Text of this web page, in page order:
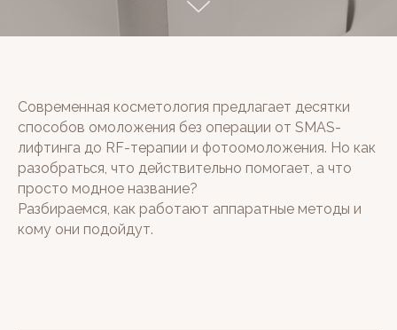
Современная косметология предлагает десятки
способов омоложения без операции от SMAS-
лифтинга до RF-терапии и фотоомоложения. Но как
разобраться, что действительно помогает, а что
просто модное название?
Разбираемся, как работают аппаратные методы и
кому они подойдут.